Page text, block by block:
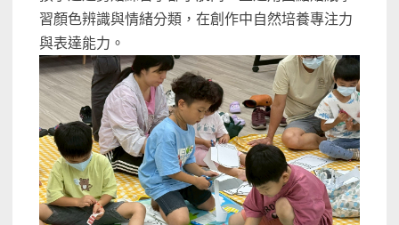
習顏色辨識與情緒分類，在創作中自然培養專注力
與表達能力。